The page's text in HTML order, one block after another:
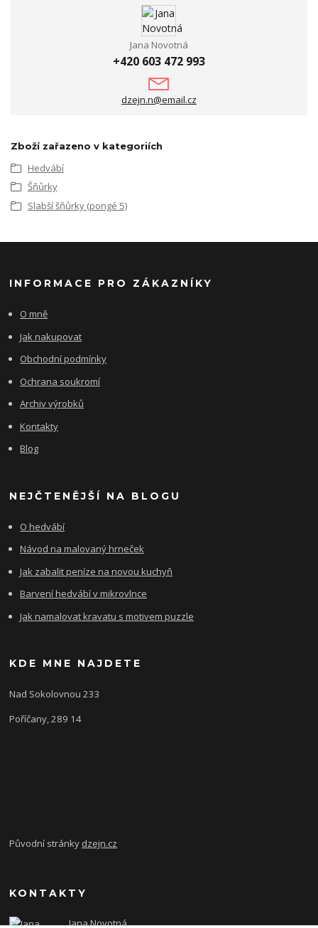
Jana Novotná
+420 603 472 993
dzejn.n@email.cz
Zboží zařazeno v kategoriích
Hedvábí
Šňůrky
Slabší šňůrky (pongé 5)
INFORMACE PRO ZÁKAZNÍKY
O mně
Jak nakupovat
Obchodní podmínky
Ochrana soukromí
Archiv výrobků
Kontakty
Blog
NEJČTENĚJŠÍ NA BLOGU
O hedvábí
Návod na malovaný hrneček
Jak zabalit peníze na novou kuchyň
Barvení hedvábí v mikrovlnce
Jak namalovat kravatu s motivem puzzle
KDE MNE NAJDETE
Nad Sokolovnou 233
Poříčany, 289 14
Původní stránky dzejn.cz
KONTAKTY
Jana Novotná